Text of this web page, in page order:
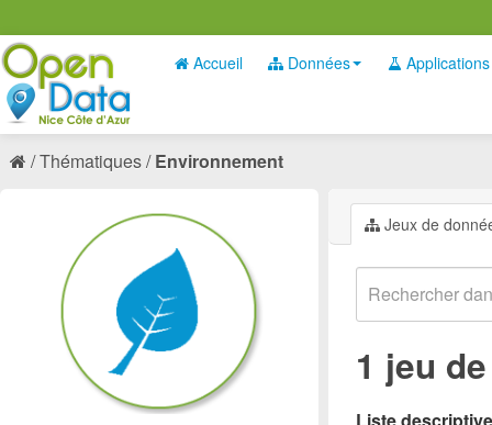
Accueil Données Applications
Thématiques Environnement
Jeux de
1 jeu